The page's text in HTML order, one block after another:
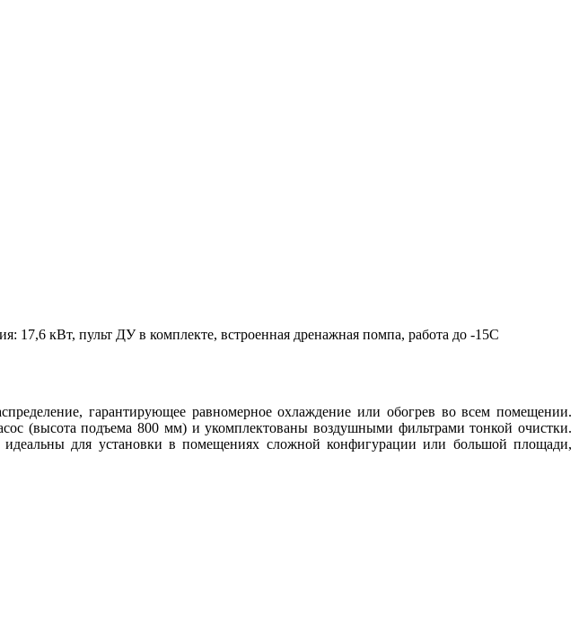
17,6 кВт, пульт ДУ в комплекте, встроенная дренажная помпа, работа до -15С
, гарантирующее равномерное охлаждение или обогрев во всем помещении.
(высота подъема 800 мм) и укомплектованы воздушными фильтрами тонкой очистки.
для установки в помещениях сложной конфигурации или большой площади,